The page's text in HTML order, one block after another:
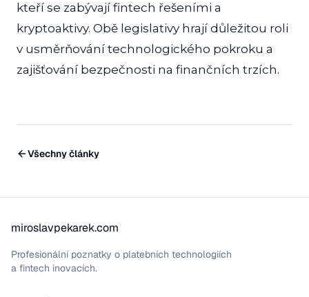
kteří se zabývají fintech řešeními a
kryptoaktivy. Obě legislativy hrají důležitou roli
v usměrňování technologického pokroku a
zajišťování bezpečnosti na finančních trzích.
Všechny články
miroslavpekarek.com
Profesionální poznatky o platebních technologiích
a fintech inovacích.